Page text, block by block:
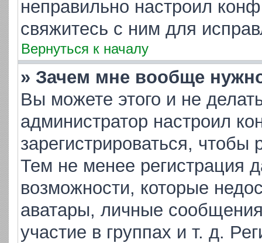
неправильно настроил
свяжитесь с ним для
Вернуться к началу
» Зачем мне вообще
Вы можете этого и не
администратор настроил
зарегистрироваться,
Тем не менее регистрация
возможности, которые
аватары, личные
участие в группах и т. д.